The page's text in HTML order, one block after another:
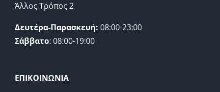
Άλλος Τρόπος 2
Δευτέρα-Παρασκευή: 08:00-23:00
Σάββατο: 08:00-19:00
ΕΠΙΚΟΙΝΩΝΙΑ